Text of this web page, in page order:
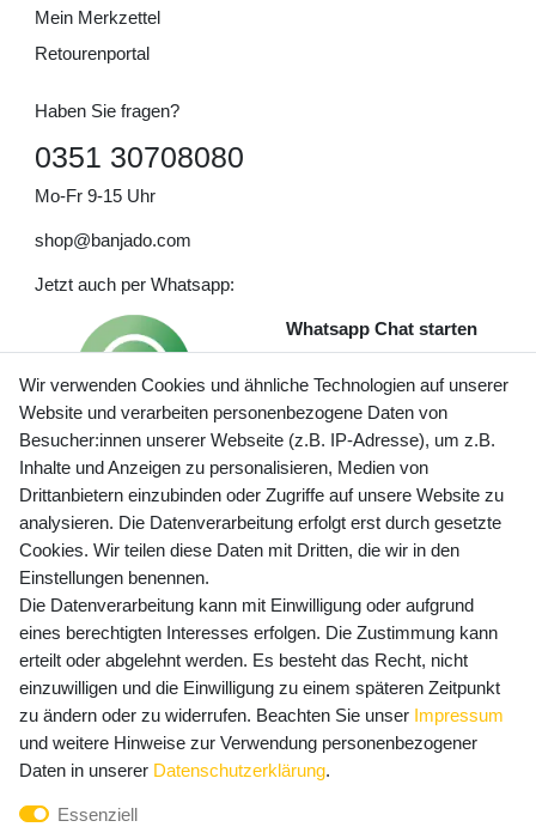
Mein Merkzettel
Retourenportal
Haben Sie fragen?
0351 30708080
Mo-Fr 9-15 Uhr
shop@banjado.com
Jetzt auch per Whatsapp:
Whatsapp Chat starten
Preisangaben inkl. gesetzl. MwSt. und zzgl. Service- und
Versandkosten
Newsletter Anmeldung - Keine Angebote
mehr verpassen!
E-MAIL **
Newsletter
Honig
Hiermit bestätige ich, dass ich dieDaten­schutz­erklärung
widerrufen.**
Wir verwenden Cookies und ähnliche Technologien auf unserer
Website und verarbeiten personenbezogene Daten von
Besucher:innen unserer Webseite (z.B. IP-Adresse), um z.B.
Inhalte und Anzeigen zu personalisieren, Medien von
Drittanbietern einzubinden oder Zugriffe auf unsere Website zu
analysieren. Die Datenverarbeitung erfolgt erst durch gesetzte
Cookies. Wir teilen diese Daten mit Dritten, die wir in den
Einstellungen benennen.
Die Datenverarbeitung kann mit Einwilligung oder aufgrund
eines berechtigten Interesses erfolgen. Die Zustimmung kann
erteilt oder abgelehnt werden. Es besteht das Recht, nicht
einzuwilligen und die Einwilligung zu einem späteren Zeitpunkt
zu ändern oder zu widerrufen. Beachten Sie unser Impressum
und weitere Hinweise zur Verwendung personenbezogener
Daten in unserer Daten­schutz­erklärung.
Essenziell